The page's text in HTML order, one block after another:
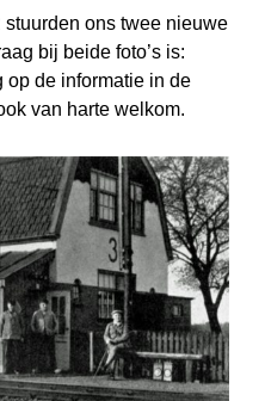
ons twee nieuwe
bij beide foto’s is:
op de informatie in de
van harte welkom.